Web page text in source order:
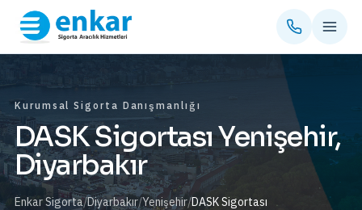
Kurumsal Sigorta Danışmanlığı
DASK Sigortası Yenişehir,
Diyarbakır
Enkar Sigorta/Diyarbakır/Yenişehir/DASK Sigortası